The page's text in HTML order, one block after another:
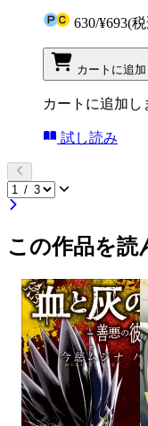
630/¥693(
カートに追加
カートに追加し
試し読み
この作品を読